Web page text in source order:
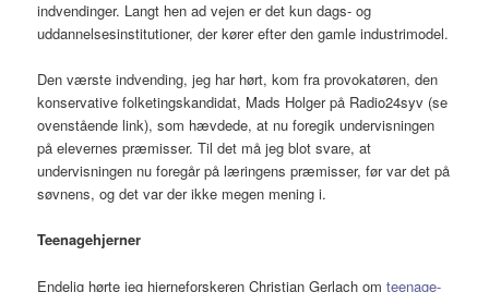
indvendinger. Langt hen ad vejen er det kun dags- og
uddannelsesinstitutioner, der kører efter den gamle industrimodel.
Den værste indvending, jeg har hørt, kom fra provokatøren, den
konservative folketingskandidat, Mads Holger på Radio24syv (se
ovenstående link), som hævdede, at nu foregik undervisningen
på elevernes præmisser. Til det må jeg blot svare, at
undervisningen nu foregår på læringens præmisser, før var det på
søvnens, og det var der ikke megen mening i.
Teenagehjerner
Endelig hørte jeg hjerneforskeren Christian Gerlach omteenage-